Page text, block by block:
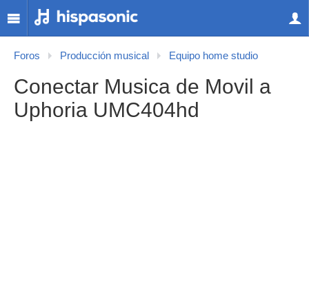
Foros Producción musical Equipo home studio
Conectar Musica de Movil a
Uphoria UMC404hd